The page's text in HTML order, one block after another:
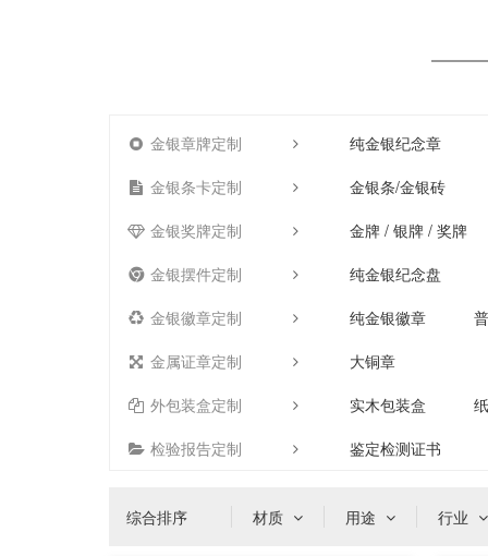
金银章牌定制
纯金银纪念章
金银条卡定制
金银条/金银砖
金银奖牌定制
金牌 / 银牌 / 奖牌
金银摆件定制
纯金银纪念盘
金银徽章定制
纯金银徽章
金属证章定制
大铜章
外包装盒定制
实木包装盒
检验报告定制
鉴定检测证书
综合排序 材质 用途 行业